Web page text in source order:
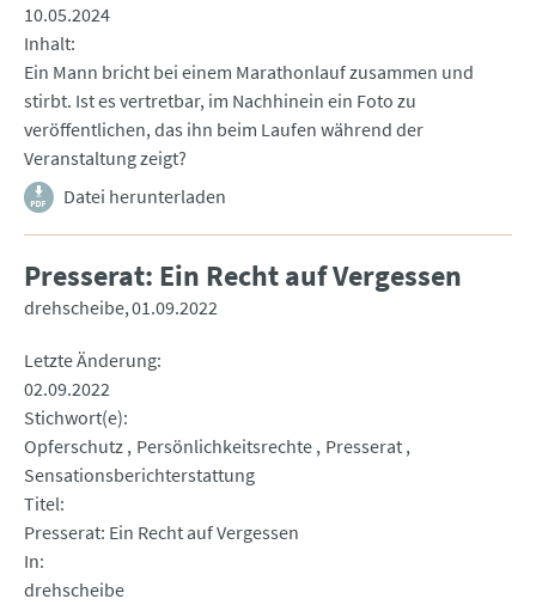
10.05.2024
Inhalt
Ein Mann bricht bei einem Marathonlauf zusammen und
stirbt. Ist es vertretbar, im Nachhinein ein Foto zu
veröffentlichen, das ihn beim Laufen während der
Veranstaltung zeigt?
Datei herunterladen
Presserat: Ein Recht auf Vergessen
drehscheibe 01.09.2022
Letzte Änderung
02.09.2022
Stichwort(e)
Opferschutz Persönlichkeitsrechte Presserat
Sensationsberichterstattung
Titel
Presserat: Ein Recht auf Vergessen
In
drehscheibe